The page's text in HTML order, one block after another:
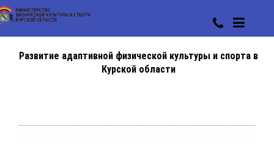
Развитие адаптивной физической культуры и спорта в
Курской области